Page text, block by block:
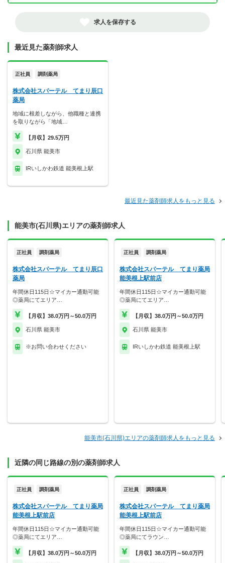
求人を保存する
最近見た薬剤師求人
正社員 調剤薬局
株式会社スパーテル てまり辰口
薬局
地域に根差しながら、他職種と連携
を取りながら「地域…
【月収】29.5万円
石川県 能美市
IRいしかわ鉄道 能美根上駅
最近見た薬剤師求人をもっと見る
能美市(石川県)エリアの薬剤師求人
正社員 調剤薬局
株式会社スパーテル てまり辰口
薬局
年間休日115日☆マイカー通勤可能
◎薬局にてエリア…
【月収】38.0万円～50.0万円
石川県 能美市
※お問い合わせください
正社員 調剤薬局
株式会社スパーテル てまり薬局
能美根上駅前店
年間休日115日☆マイカー通勤可能
◎薬局にてエリア…
【月収】38.0万円～50.0万円
石川県 能美市
IRいしかわ鉄道 能美根上駅
能美市(石川県)エリアの薬剤師求人をもっと見る
近隣の同じ路線の別の薬剤師求人
正社員 調剤薬局
株式会社スパーテル てまり薬局
能美根上駅前店
年間休日115日☆マイカー通勤可能
◎薬局にてエリア…
【月収】38.0万円～50.0万円
正社員 調剤薬局
株式会社スパーテル てまり薬局
能美根上駅前店
年間休日115日☆マイカー通勤可能
◎薬局にてラウン…
【月収】38.0万円～50.0万円